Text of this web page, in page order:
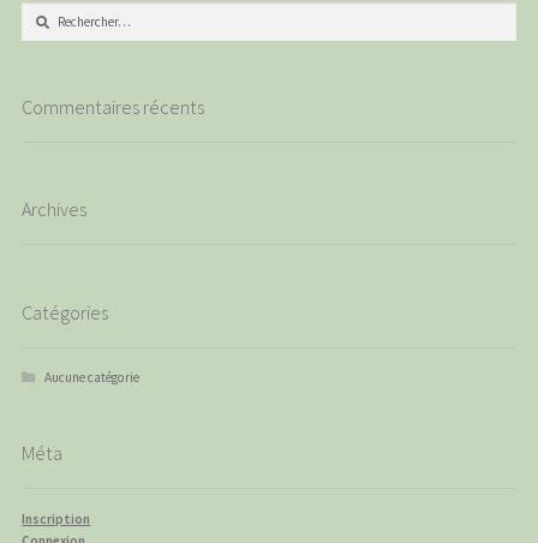
Rechercher :
Commentaires récents
Archives
Catégories
Aucune catégorie
Méta
Inscription